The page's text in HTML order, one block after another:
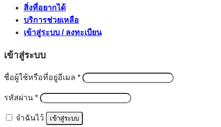
สิ่งที่อยากได้
บริการช่วยเหลือ
เข้าสู่ระบบ / ลงทะเบียน
เข้าสู่ระบบ
ชื่อผู้ใช้หรือที่อยู่อีเมล *ต้องการ
รหัสผ่าน *ต้องการ
จำฉันไว้ เข้าสู่ระบบ